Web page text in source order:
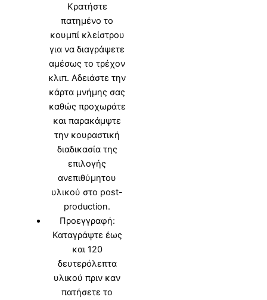
Κρατήστε
πατημένο το
κουμπί κλείστρου
για να διαγράψετε
αμέσως το τρέχον
κλιπ. Αδειάστε την
κάρτα μνήμης σας
καθώς προχωράτε
και παρακάμψτε
την κουραστική
διαδικασία της
επιλογής
ανεπιθύμητου
υλικού στο post-
production.
Προεγγραφή:
Καταγράψτε έως
και 120
δευτερόλεπτα
υλικού πριν καν
πατήσετε το